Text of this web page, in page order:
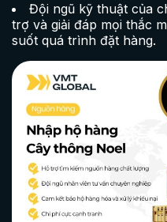
Đội ngũ kỹ thuật của
trợ và giải đáp mọi thắc
suốt quá trình đặt hàng.